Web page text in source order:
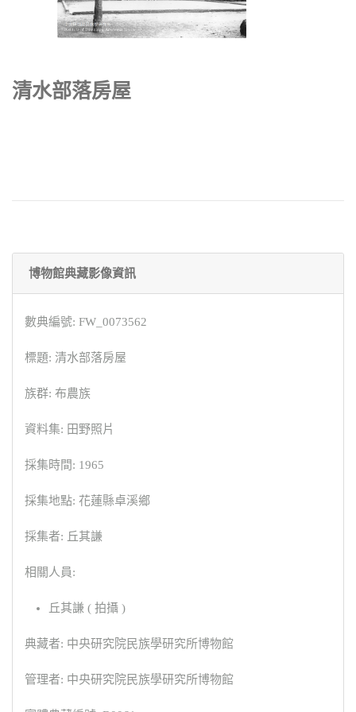
清水部落房屋
博物館典藏影像資訊
數典編號: FW_0073562
標題: 清水部落房屋
族群: 布農族
資料集: 田野照片
採集時間: 1965
採集地點: 花蓮縣卓溪鄉
採集者: 丘其謙
相關人員:
丘其謙 ( 拍攝 )
典藏者: 中央研究院民族學研究所博物館
管理者: 中央研究院民族學研究所博物館